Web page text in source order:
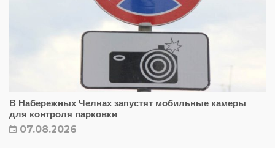
В Набережных Челнах запустят мобильные камеры
для контроля парковки
07.08.2026